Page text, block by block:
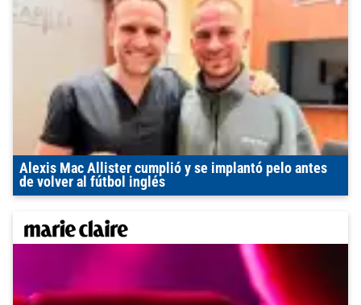
Alexis Mac Allister cumplió y se implantó pelo antes
de volver al fútbol inglés